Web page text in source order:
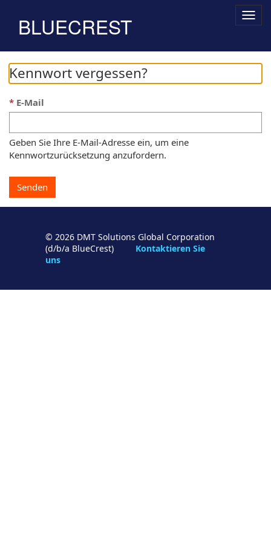
BLUECREST
Kennwort vergessen?
E-Mail
Geben Sie Ihre E-Mail-Adresse ein, um eine
Kennwortzurücksetzung anzufordern.
Senden
© 2026 DMT Solutions Global Corporation
(d/b/a BlueCrest) Kontaktieren Sie
uns